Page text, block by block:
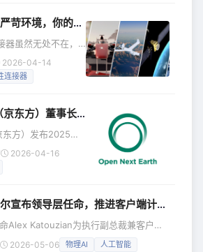
，确保
，管理层女性占比22%。 通过购电协
源证书的可再生能源发电，目前意法半导
电量占比已达到86%。此外，公司还在
境，你的连接器“靠谱”吗？
虽然无处不在，
要功能的核心元器
们更像是默默无闻
医疗、户外作业
性和稳定性会成为
靠运行的关键所
苛环境应用选择“靠
2026-04-14
连接器
长陈炎顺：以科技破局强动能，以笃行践诺促永续
方）发布2025年
东方董事长陈炎顺
炎顺寄语全文： 以
中国“十五五”规划
年工业革命推动的
、生态及社会发展
2026-04-16
布领导层任命，推进客户端计算与未来创新
Ranade为首席技
2026-05-06 物理AI 人工智能